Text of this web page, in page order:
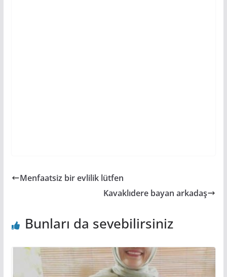
Menfaatsiz bir evlilik lütfen
Kavaklıdere bayan arkadaş
Bunları da sevebilirsiniz